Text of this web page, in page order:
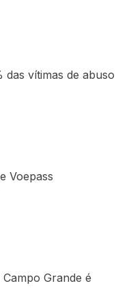
das vítimas de abuso
Voepass
Grande é